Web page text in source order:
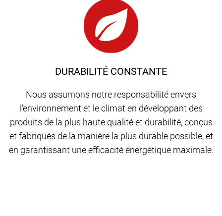
DURABILITÉ CONSTANTE
Nous assumons notre responsabilité envers
l'environnement et le climat en développant des
produits de la plus haute qualité et durabilité, conçus
et fabriqués de la manière la plus durable possible, et
en garantissant une efficacité énergétique maximale.